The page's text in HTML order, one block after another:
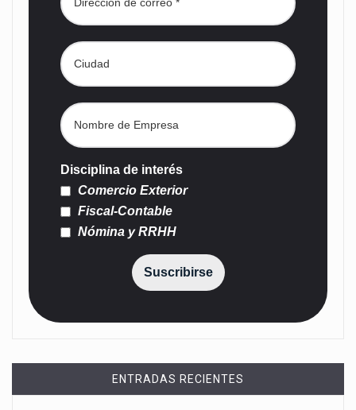
Disciplina de interés
Comercio Exterior
Fiscal-Contable
Nómina y RRHH
Suscribirse
ENTRADAS RECIENTES